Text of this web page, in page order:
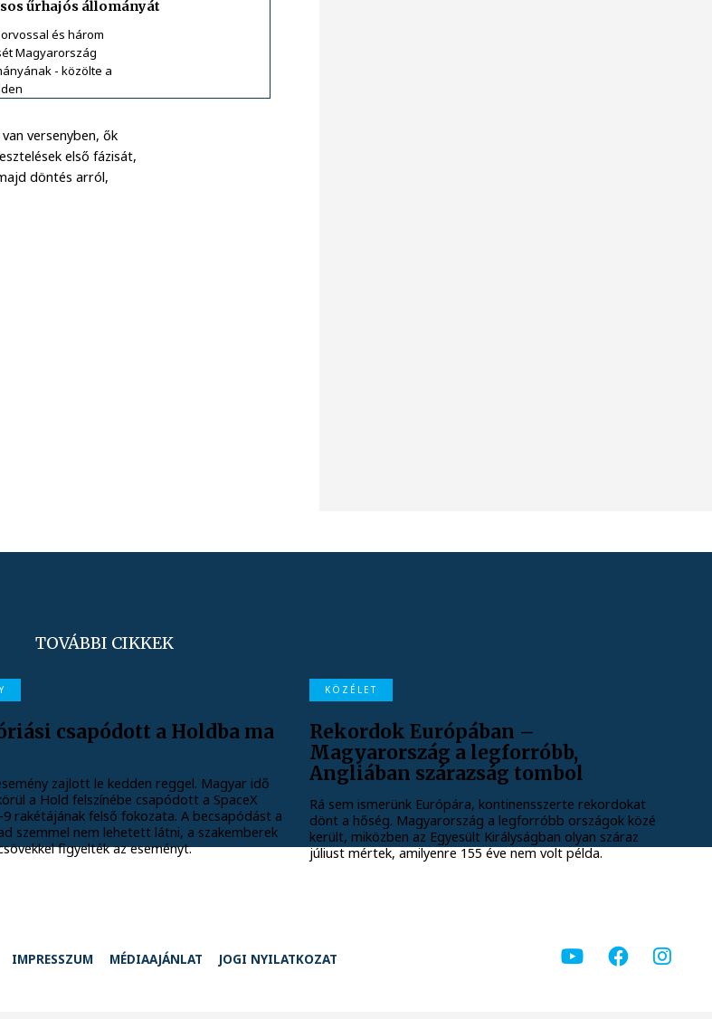
űrhajós állományát
és három
Magyarország
- közölte a
versenyben, ők
első fázisát,
döntés arról,
TOVÁBBI CIKKEK
csapódott a Holdba ma
zajlott le kedden reggel. Magyar idő
a Hold felszínébe csapódott a SpaceX
rakétájának felső fokozata. A becsapódást a
szemmel nem lehetett látni, a szakemberek
figyelték az eseményt.
KÖZÉLET
Rekordok Európában –
Magyarország a legforróbb,
Angliában szárazság tombol
Rá sem ismerünk Európára, kontinensszerte rekordokat
dönt a hőség. Magyarország a legforróbb országok közé
került, miközben az Egyesült Királyságban olyan száraz
júliust mértek, amilyenre 155 éve nem volt példa.
IMPRESSZUM MÉDIAAJÁNLAT JOGI NYILATKOZAT